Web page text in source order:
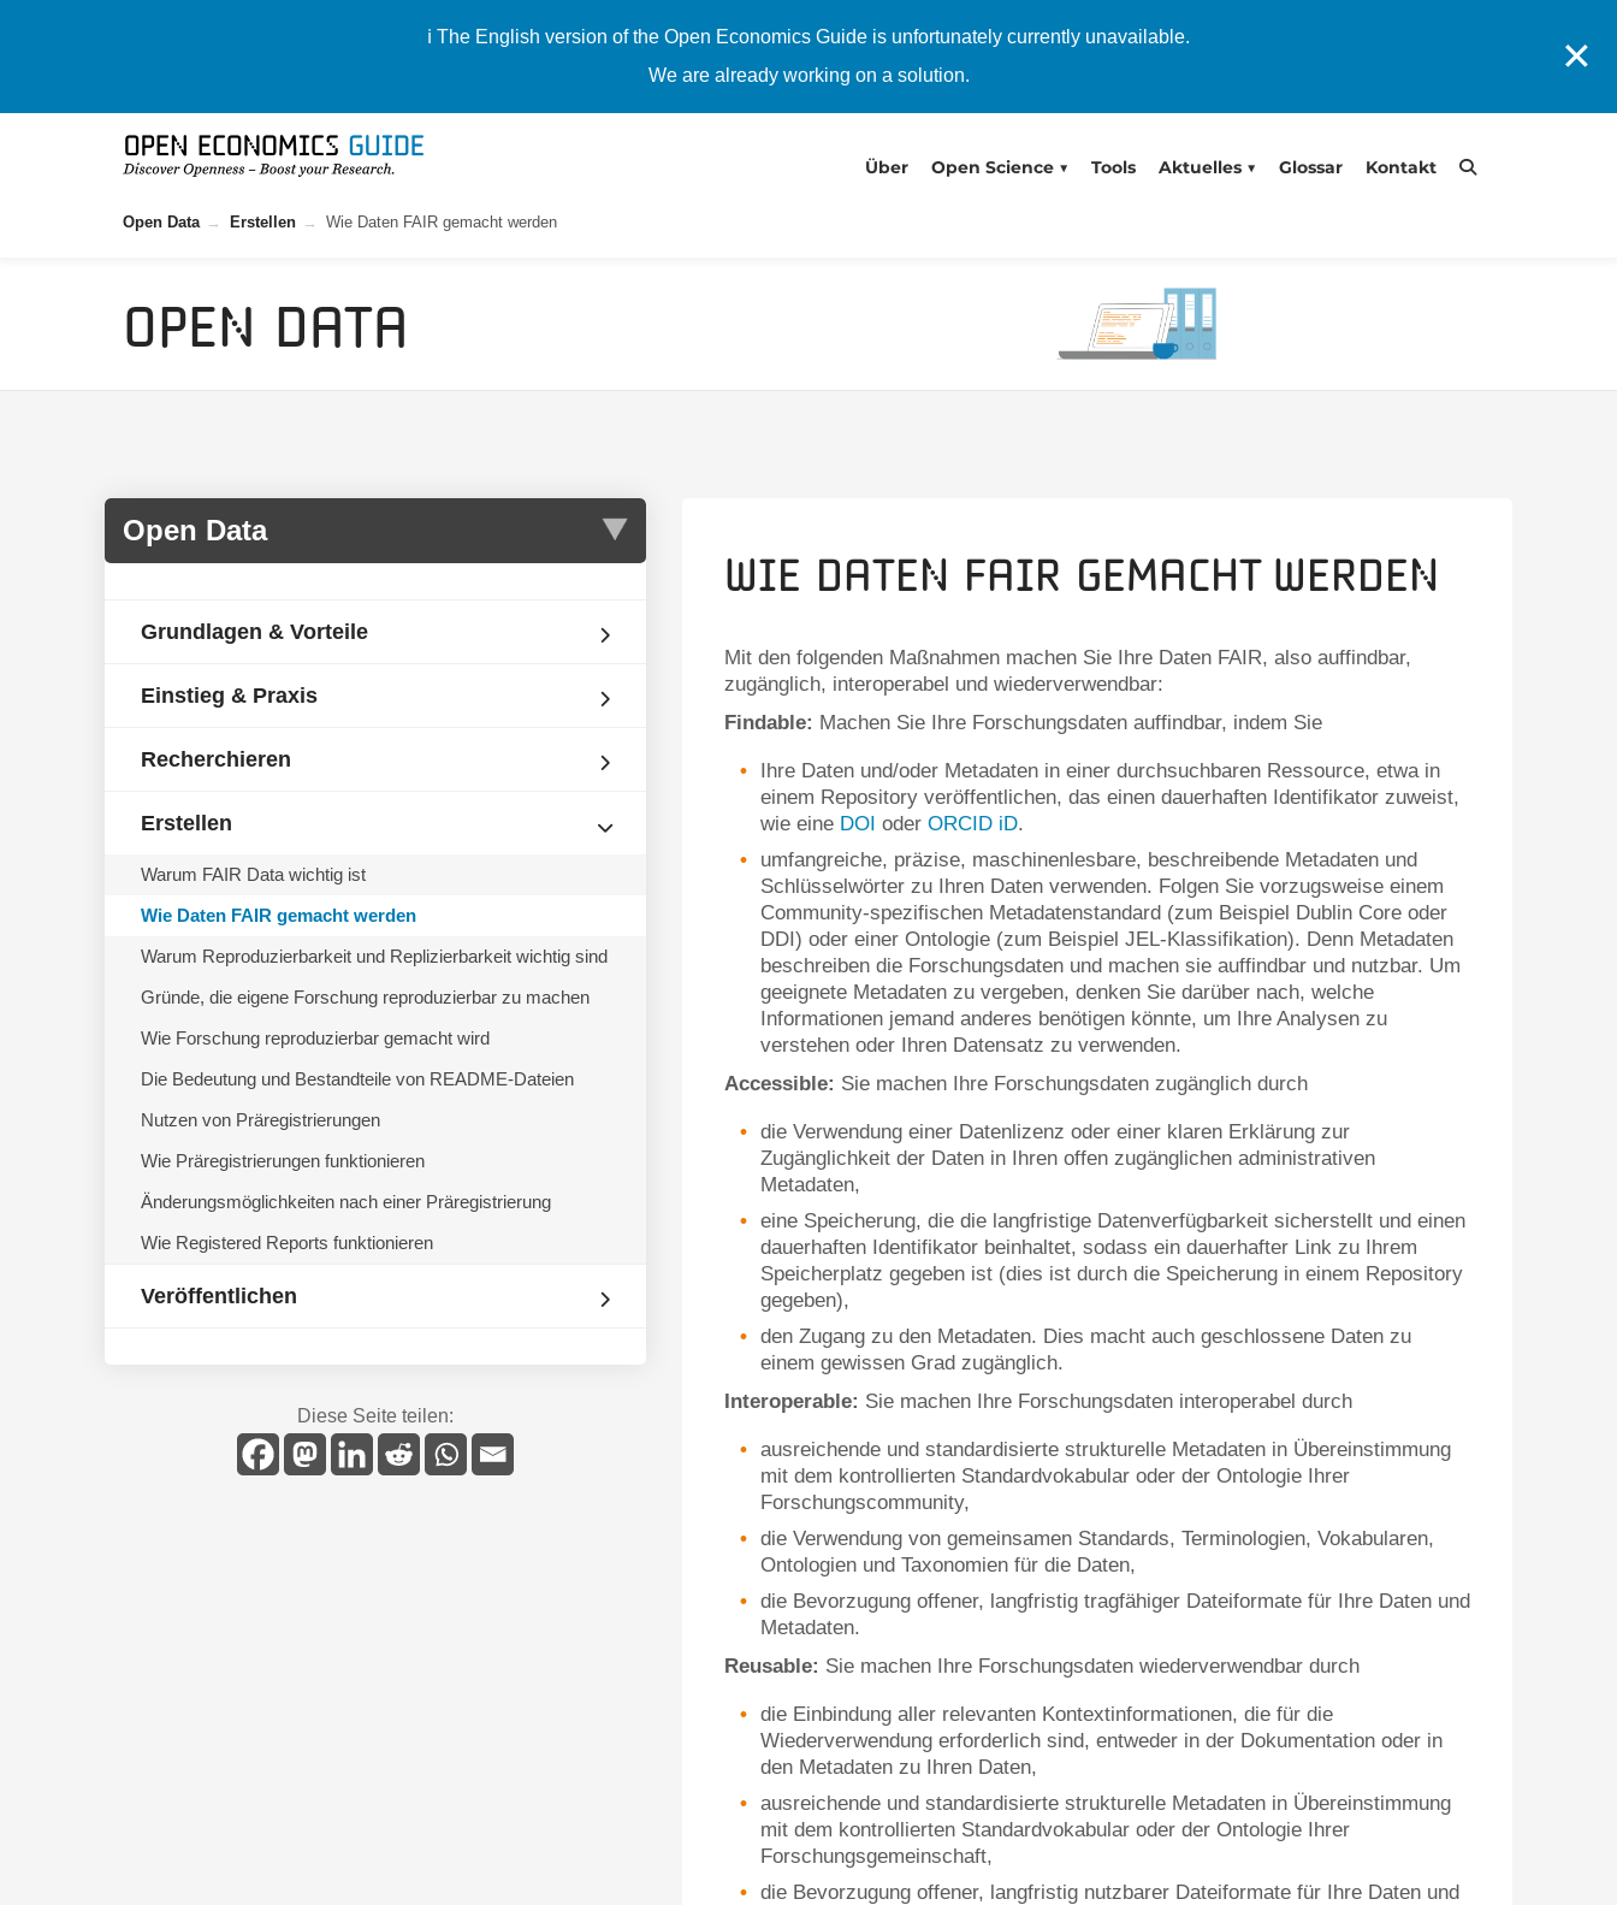
ℹ️ The English version of the Open Economics Guide is unfortunately currently unavailable.
We are already working on a solution.
✕
Über Open Science Tools Aktuelles Glossar Kontakt
Open Data Erstellen Wie Daten FAIR gemacht werden
Open Data
Grundlagen & Vorteile
Einstieg & Praxis
Recherchieren
Erstellen
Warum FAIR Data wichtig ist
Wie Daten FAIR gemacht werden
Warum Reproduzierbarkeit und Replizierbarkeit wichtig sind
Gründe, die eigene Forschung reproduzierbar zu machen
Wie Forschung reproduzierbar gemacht wird
Die Bedeutung und Bestandteile von README-Dateien
Nutzen von Präregistrierungen
Wie Präregistrierungen funktionieren
Änderungsmöglichkeiten nach einer Präregistrierung
Wie Registered Reports funktionieren
Veröffentlichen
Diese Seite teilen:
Wie Daten FAIR gemacht werden
Mit den folgenden Maßnahmen machen Sie Ihre Daten FAIR, also auffindbar,
zugänglich, interoperabel und wiederverwendbar:
Findable: Machen Sie Ihre Forschungsdaten auffindbar, indem Sie
Ihre Daten und/oder Metadaten in einer durchsuchbaren Ressource, etwa in
einem Repository veröffentlichen, das einen dauerhaften Identifikator zuweist,
wie eine DOI oder ORCID iD.
umfangreiche, präzise, maschinenlesbare, beschreibende Metadaten und
Schlüsselwörter zu Ihren Daten verwenden. Folgen Sie vorzugsweise einem
Community-spezifischen Metadatenstandard (zum Beispiel Dublin Core oder
DDI) oder einer Ontologie (zum Beispiel JEL-Klassifikation). Denn Metadaten
beschreiben die Forschungsdaten und machen sie auffindbar und nutzbar. Um
geeignete Metadaten zu vergeben, denken Sie darüber nach, welche
Informationen jemand anderes benötigen könnte, um Ihre Analysen zu
verstehen oder Ihren Datensatz zu verwenden.
Accessible: Sie machen Ihre Forschungsdaten zugänglich durch
die Verwendung einer Datenlizenz oder einer klaren Erklärung zur
Zugänglichkeit der Daten in Ihren offen zugänglichen administrativen
Metadaten,
eine Speicherung, die die langfristige Datenverfügbarkeit sicherstellt und einen
dauerhaften Identifikator beinhaltet, sodass ein dauerhafter Link zu Ihrem
Speicherplatz gegeben ist (dies ist durch die Speicherung in einem Repository
gegeben),
den Zugang zu den Metadaten. Dies macht auch geschlossene Daten zu
einem gewissen Grad zugänglich.
Interoperable: Sie machen Ihre Forschungsdaten interoperabel durch
ausreichende und standardisierte strukturelle Metadaten in Übereinstimmung
mit dem kontrollierten Standardvokabular oder der Ontologie Ihrer
Forschungscommunity,
die Verwendung von gemeinsamen Standards, Terminologien, Vokabularen,
Ontologien und Taxonomien für die Daten,
die Bevorzugung offener, langfristig tragfähiger Dateiformate für Ihre Daten und
Metadaten.
Reusable: Sie machen Ihre Forschungsdaten wiederverwendbar durch
die Einbindung aller relevanten Kontextinformationen, die für die
Wiederverwendung erforderlich sind, entweder in der Dokumentation oder in
den Metadaten zu Ihren Daten,
ausreichende und standardisierte strukturelle Metadaten in Übereinstimmung
mit dem kontrollierten Standardvokabular oder der Ontologie Ihrer
Forschungsgemeinschaft,
die Bevorzugung offener, langfristig nutzbarer Dateiformate für Ihre Daten und